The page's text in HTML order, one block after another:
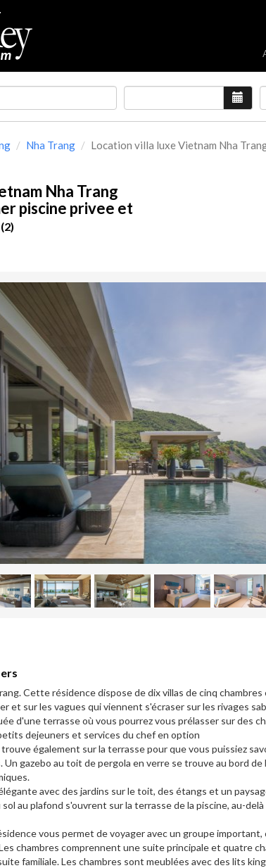
Nha Trang Location villa luxe Vietnam Nha
Nha Trang
piscine privee et
(2)
Cette résidence dispose de dix villas de cinq
et sur les vagues qui viennent s'écraser sur les rivages
d'une terrasse où vous pourrez vous prélasser sur des
dejeuners et services du chef en option
également sur la terrasse pour que vous puissiez
gazebo au toit de pergola en verre se trouve au bord
avec des jardins sur le toit, des étangs et un
au plafond s'ouvrent sur la terrasse de la piscine, au-
vous permet de voyager avec un groupe important,
chambres comprennent une suite principale et quatre
familiale. Les chambres sont meublées avec des lits